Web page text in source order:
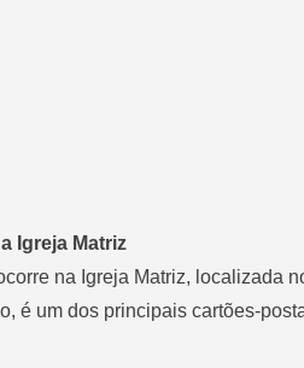
Igreja Matriz
na Igreja Matriz, localizada
é um dos principais cartões-